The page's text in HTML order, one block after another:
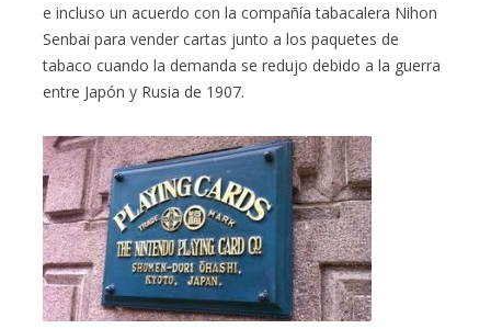
e incluso un acuerdo con la compañía tabacalera Nihon
Senbai para vender cartas junto a los paquetes de
tabaco cuando la demanda se redujo debido a la guerra
entre Japón y Rusia de 1907.